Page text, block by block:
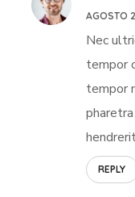
AGOSTO
Nec
tempor
tempor
REPLY